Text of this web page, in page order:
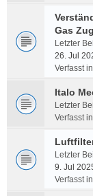
Gas
Letzter
26. Jul
Verfasst in
Italo
Letzter
Verfasst in
Letzter
9. Jul
Verfasst in